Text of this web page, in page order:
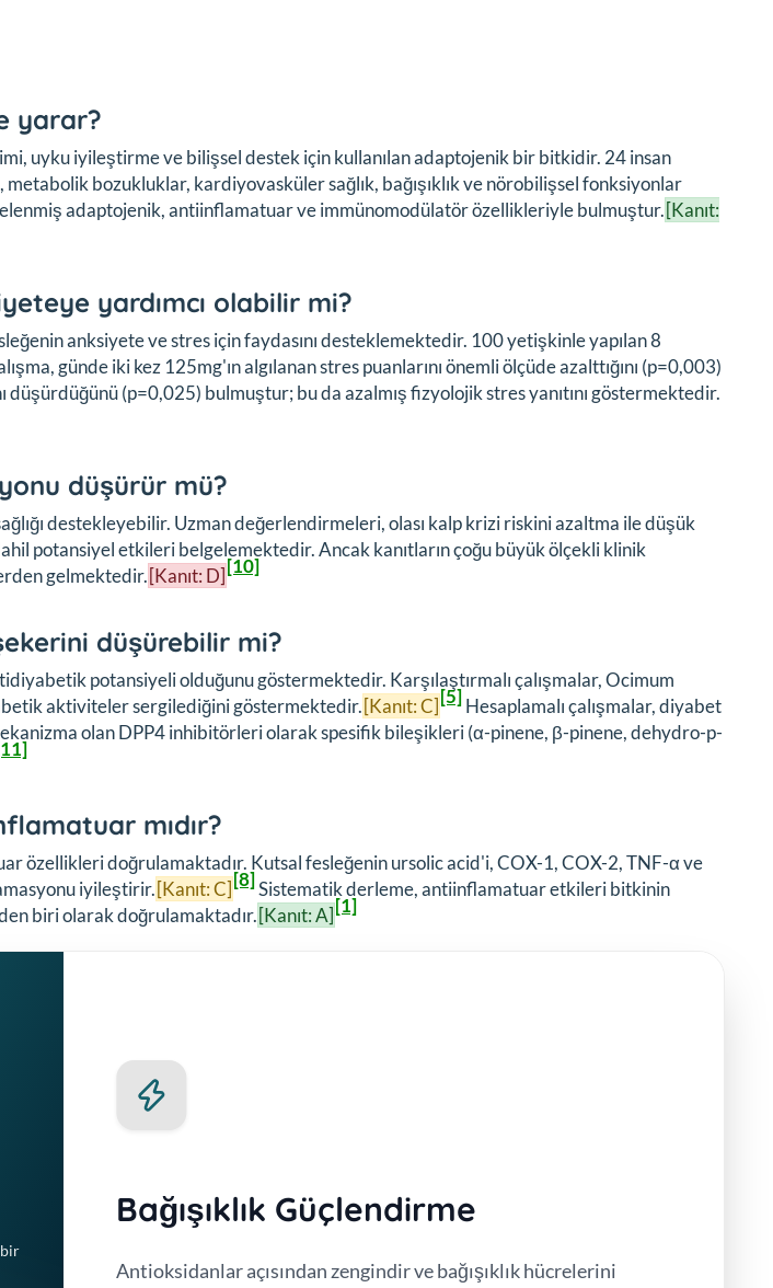
yarar?
uyku iyileştirme ve bilişsel destek için kullanılan adaptojenik bir bitkidir. 24 insan
metabolik bozukluklar, kardiyovasküler sağlık, bağışıklık ve nörobilişsel fonksiyonlar
adaptojenik, antiinflamatuar ve immünomodülatör özellikleriyle bulmuştur.[Kanıt:
yardımcı olabilir mi?
anksiyete ve stres için faydasını desteklemektedir. 100 yetişkinle yapılan 8
günde iki kez 125mg'ın algılanan stres puanlarını önemli ölçüde azalttığını (p=0,003)
düşürdüğünü (p=0,025) bulmuştur; bu da azalmış fizyolojik stres yanıtını göstermektedir.
düşürür mü?
destekleyebilir. Uzman değerlendirmeleri, olası kalp krizi riskini azaltma ile düşük
potansiyel etkileri belgelemektedir. Ancak kanıtların çoğu büyük ölçekli klinik
gelmektedir.[Kanıt: D][10]
düşürebilir mi?
potansiyeli olduğunu göstermektedir. Karşılaştırmalı çalışmalar, Ocimum
aktiviteler sergilediğini göstermektedir.[Kanıt: C][5]Hesaplamalı çalışmalar, diyabet
olan DPP4 inhibitörleri olarak spesifik bileşikleri (α-pinene, β-pinene, dehydro-p-
mıdır?
özellikleri doğrulamaktadır. Kutsal fesleğenin ursolic acid'i, COX-1, COX-2, TNF-α ve
iyileştirir.[Kanıt: C][8]Sistematik derleme, antiinflamatuar etkileri bitkinin
biri olarak doğrulamaktadır.[Kanıt: A][1]
Bağışıklık Güçlendirme
Antioksidanlar açısından zengindir ve bağışıklık hücrelerini